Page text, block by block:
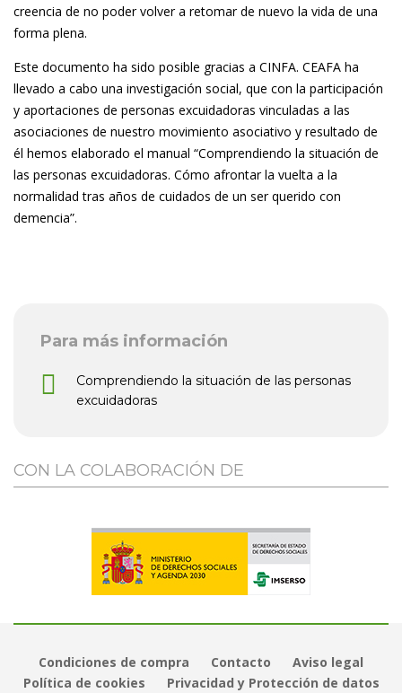
creencia de no poder volver a retomar de nuevo la vida de una
forma plena.
Este documento ha sido posible gracias a CINFA. CEAFA ha
llevado a cabo una investigación social, que con la participación
y aportaciones de personas excuidadoras vinculadas a las
asociaciones de nuestro movimiento asociativo y resultado de
él hemos elaborado el manual “Comprendiendo la situación de
las personas excuidadoras. Cómo afrontar la vuelta a la
normalidad tras años de cuidados de un ser querido con
demencia”.
Para más información
Comprendiendo la situación de las personas
excuidadoras
CON LA COLABORACIÓN DE
Condiciones de compra Contacto
Aviso legal
Política de cookies
Privacidad y Protección de datos